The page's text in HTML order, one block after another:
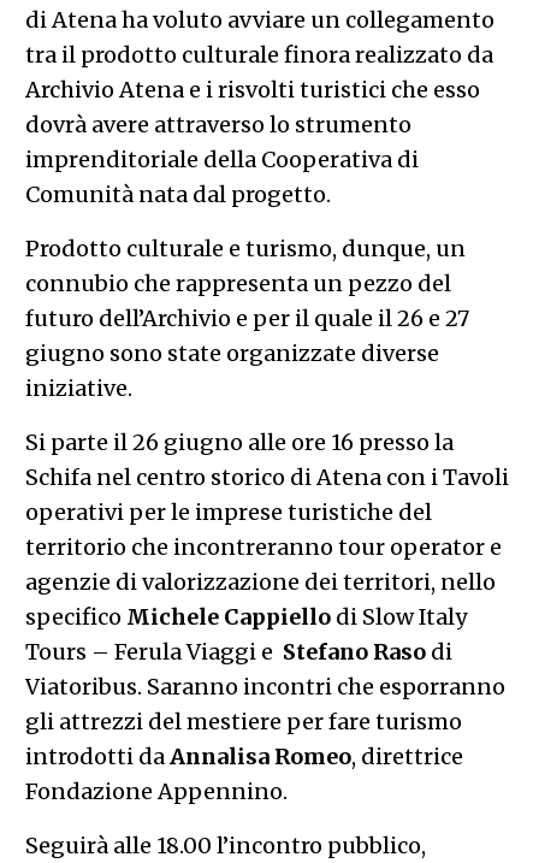
di Atena ha voluto avviare un collegamento
tra il prodotto culturale finora realizzato da
Archivio Atena e i risvolti turistici che esso
dovrà avere attraverso lo strumento
imprenditoriale della Cooperativa di
Comunità nata dal progetto.
Prodotto culturale e turismo, dunque, un
connubio che rappresenta un pezzo del
futuro dell’Archivio e per il quale il 26 e 27
giugno sono state organizzate diverse
iniziative.
Si parte il 26 giugno alle ore 16 presso la
Schifa nel centro storico di Atena con i Tavoli
operativi per le imprese turistiche del
territorio che incontreranno tour operator e
agenzie di valorizzazione dei territori, nello
specifico Michele Cappiellodi Slow Italy
Tours – Ferula Viaggi e Stefano Rasodi
Viatoribus. Saranno incontri che esporranno
gli attrezzi del mestiere per fare turismo
introdotti da Annalisa Romeo, direttrice
Fondazione Appennino.
Seguirà alle 18.00 l’incontro pubblico,